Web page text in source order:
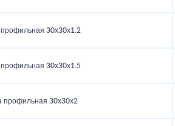
профильная 30х30х1.2
профильная 30х30х1.5
профильная 30х30х2